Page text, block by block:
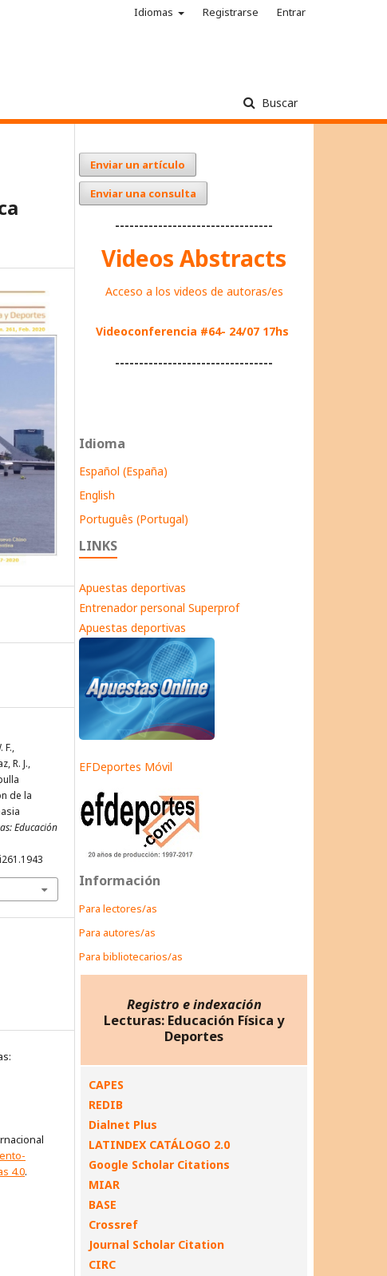
Buscar
Idiomas Registrarse Entrar
F.,
R. J.,
de la
Educación
4.0.
Enviar un artículo
Enviar una consulta
---------------------------------
Videos Abstracts
Acceso a los videos de autoras/es
Videoconferencia #64- 24/07 17hs
---------------------------------
Idioma
Español (España)
English
Português (Portugal)
LINKS
Apuestas deportivas
Entrenador personal Superprof
Apuestas deportivas
EFDeportes Móvil
Información
Para lectores/as
Para autores/as
Para bibliotecarios/as
Registro e indexación
Lecturas: Educación Física y
Deportes
CAPES
REDIB
Dialnet Plus
LATINDEX CATÁLOGO 2.0
Google Scholar Citations
MIAR
BASE
Crossref
Journal Scholar Citation
CIRC